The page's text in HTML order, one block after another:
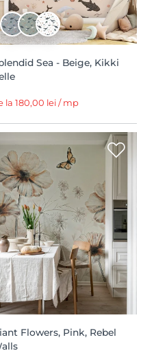
Sea - Beige, Kikki
la 180,00 lei / mp
Flowers, Pink, Rebel